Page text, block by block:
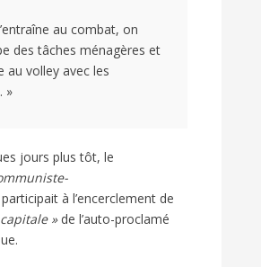
au combat, on
des tâches ménagères et
au volley avec les
»
jours plus tôt, le
à l’encerclement de
»de l’auto-proclamé